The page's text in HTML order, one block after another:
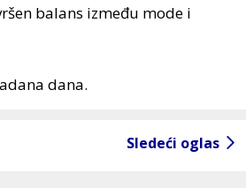
balans između mode i
dana.
Sledeći oglas